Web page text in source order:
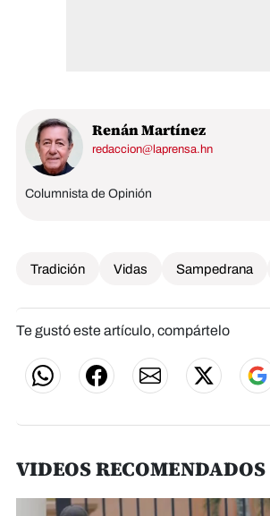
Renán Martínez
redaccion@laprensa.hn
Columnista de Opinión
Tradición Vidas Sampedrana
Te gustó este artículo, compártelo
VIDEOS RECOMENDADOS